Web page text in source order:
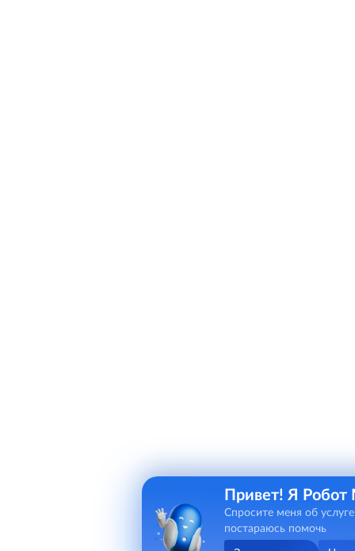
Привет! Я Робот
Спросите меня об
постараюсь помочь